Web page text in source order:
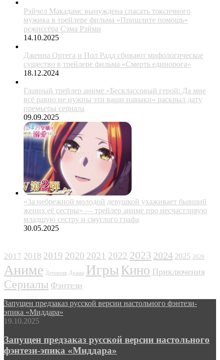
Рэйчел Макадамс вынуждена спасать токсичного
мужика в трейлере фильма «Пришлите помощь»
режиссёра Сэма Рэйми
14.10.2025
Дженна Ортега и Пол Радд сбивают мифологическое
существо в трейлере фильма «Смерть единорога»
18.12.2024
Главный трейлер аниме «Бесклассовый герой: Да мне
всё равно не нужны эти ваши навыки» раскрыл дату
премьеры сериала
09.09.2025
«За небрежной молодой девушкой ухаживает бывший
жених её сестры» — трейлер аниме про несчастливую
младшую сестру и смуглого графа
30.05.2025
2017 2018 2019 2020 2021 2022 2023 2024 2025 2026
Аниме Детектив Драма ИгрыКино Приключения
Сериалы Фэнтези
Запущен предзаказ русской версии настольного фэнтези-
эпика «Миддара»
19.10.2025
Запущен предзаказ русской версии настольного
фэнтези-эпика «Миддара»